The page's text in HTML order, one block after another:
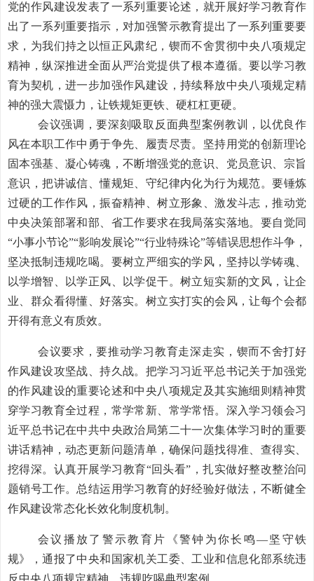
党的作风建设发表了一系列重要论述，就开展好学习教育作
出了一系列重要指示，对加强警示教育提出了一系列重要要
求，为我们持之以恒正风肃纪，锲而不舍贯彻中央八项规定
精神，纵深推进全面从严治党提供了根本遵循。要以学习教
育为契机，进一步加强作风建设，持续释放中央八项规定精
神的强大震慑力，让铁规矩更铁、硬杠杠更硬。
会议强调，要深刻吸取反面典型案例教训，以优良作
风在本职工作中勇于争先、履责尽责。坚持用党的创新理论
固本强基、凝心铸魂，不断增强党的意识、党员意识、宗旨
意识，把讲诚信、懂规矩、守纪律内化为行为规范。要锤炼
过硬的工作作风，振奋精神、树立形象、激发斗志，推动党
中央决策部署和部、省工作要求在我局落实落地。要自觉同
“小事小节论”“影响发展论”“行业特殊论”等错误思想作斗争，
坚决抵制违规吃喝。要树立严细实的学风，坚持以学铸魂、
以学增智、以学正风、以学促干。树立短实新的文风，让企
业、群众看得懂、好落实。树立实打实的会风，让每个会都
开得有意义有质效。
会议要求，要推动学习教育走深走实，锲而不舍打好
作风建设攻坚战、持久战。把学习习近平总书记关于加强党
的作风建设的重要论述和中央八项规定及其实施细则精神贯
穿学习教育全过程，常学常新、常学常悟。深入学习领会习
近平总书记在中共中央政治局第二十一次集体学习时的重要
讲话精神，动态更新问题清单，确保问题找得准、查得实、
挖得深。认真开展学习教育“回头看”，扎实做好整改整治问
题销号工作。总结运用学习教育的好经验好做法，不断健全
作风建设常态化长效化制度机制。
会议播放了警示教育片《警钟为你长鸣—坚守铁
规》，通报了中央和国家机关工委、工业和信息化部系统违